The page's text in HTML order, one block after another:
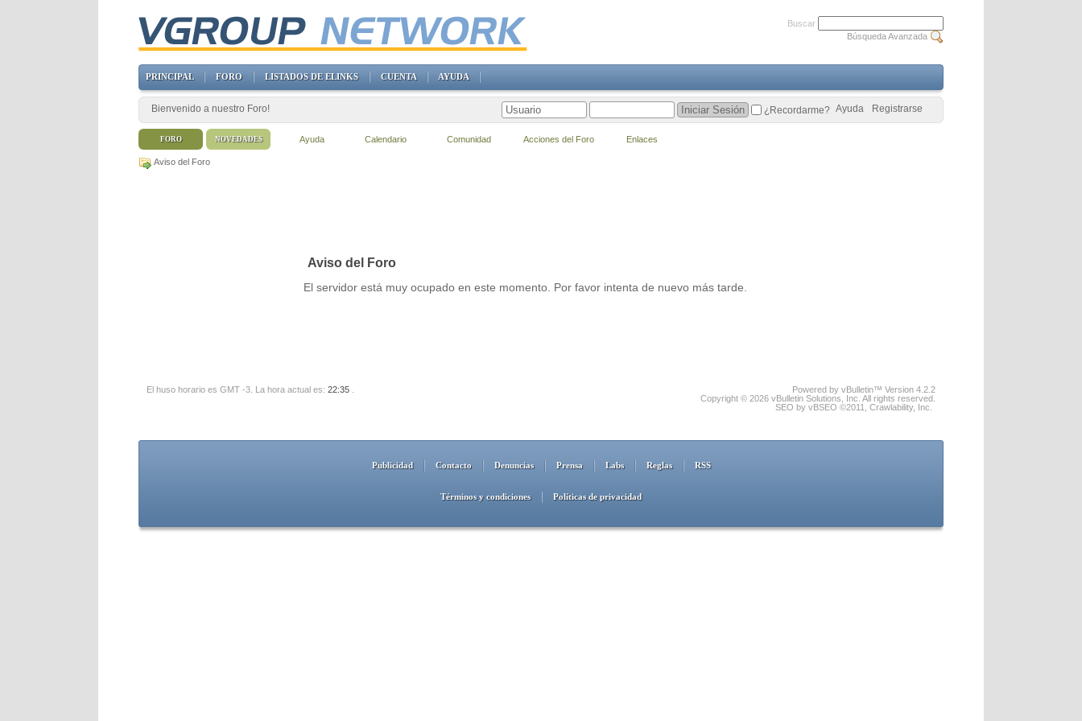
Aviso del Foro
Aviso del Foro
El servidor está muy ocupado en este momento. Por favor intenta de nuevo más tarde.
El huso horario es GMT -3. La hora actual es: 22:35
Powered by vBulletin™ Version 4.2.2
Copyright © 2026 vBulletin Solutions, Inc. All rights reserved.
SEO by vBSEO ©2011, Crawlability, Inc.
Publicidad Contacto Denuncias Prensa Labs Reglas RSS
Términos y condiciones Políticas de privacidad
Buscar
Búsqueda Avanzada
PRINCIPAL FORO LISTADOS DE ELINKS CUENTA AYUDA
Bienvenido a nuestro Foro! Registrarse
Ayuda
¿Recordarme?
FORO Ayuda Calendario Comunidad Acciones del Foro Enlaces
NOVEDADES